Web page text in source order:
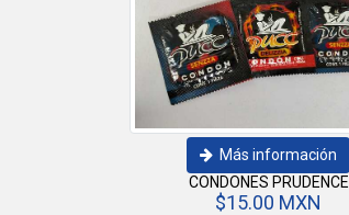
Más información
CONDONES PRUDENCE
$15.00 MXN